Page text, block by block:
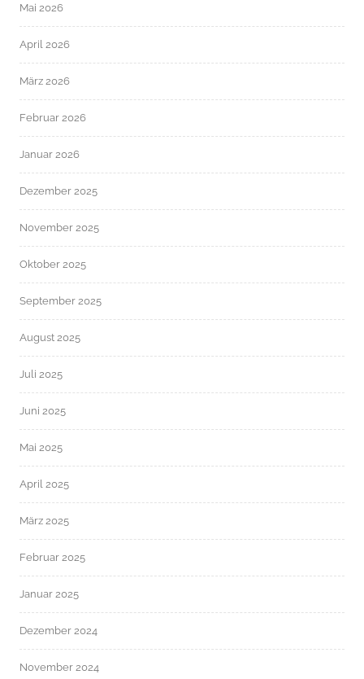
Mai 2026
April 2026
März 2026
Februar 2026
Januar 2026
Dezember 2025
November 2025
Oktober 2025
September 2025
August 2025
Juli 2025
Juni 2025
Mai 2025
April 2025
März 2025
Februar 2025
Januar 2025
Dezember 2024
November 2024